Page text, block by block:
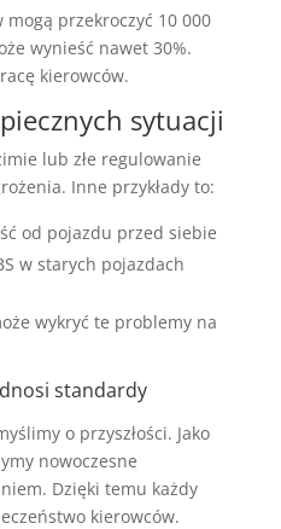
przekroczyć 10 000
wynieść nawet 30%.
kierowców.
sytuacji
lub złe regulowanie
Inne przykłady to:
od pojazdu przed siebie
w starych pojazdach
wykryć te problemy na
standardy
o przyszłości. Jako
nowoczesne
Dzięki temu każdy
kierowców.